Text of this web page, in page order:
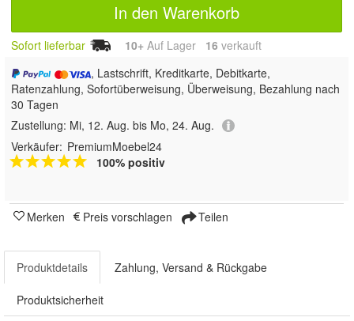
In den Warenkorb
Sofort lieferbar 10+ Auf Lager 16 verkauft
, Lastschrift, Kreditkarte, Debitkarte,
Ratenzahlung, Sofortüberweisung, Überweisung, Bezahlung nach
30 Tagen
Zustellung: Mi, 12. Aug. bis Mo, 24. Aug.
Verkäufer: PremiumMoebel24
100% positiv
Merken Preis vorschlagen Teilen
Produktdetails Zahlung, Versand & Rückgabe
Produktsicherheit